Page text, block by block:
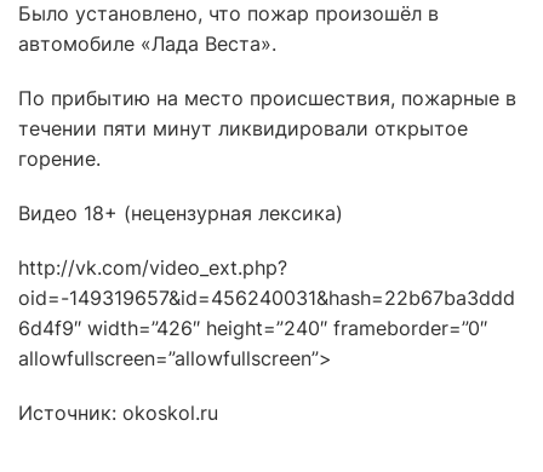
Было установлено, что пожар произошёл в
автомобиле «Лада Веста».
По прибытию на место происшествия, пожарные в
течении пяти минут ликвидировали открытое
горение.
Видео 18+ (нецензурная лексика)
http://vk.com/video_ext.php?
oid=-149319657&id=456240031&hash=22b67ba3ddd
6d4f9″ width=”426″ height=”240″ frameborder=”0″
allowfullscreen=”allowfullscreen”>
Источник: okoskol.ru